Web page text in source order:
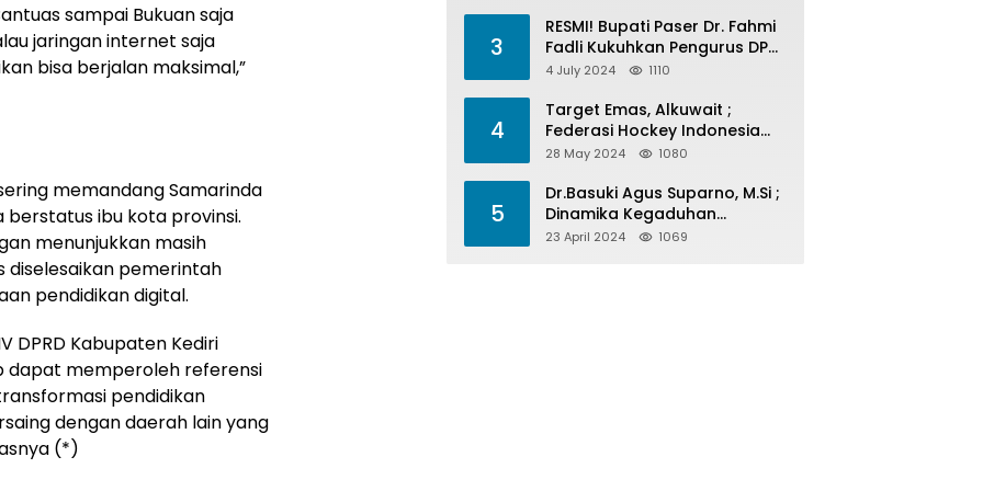
sampai Bukuan saja
jaringan internet saja
bisa berjalan maksimal,”
memandang Samarinda
ibu kota provinsi.
menunjukkan masih
diselesaikan pemerintah
pendidikan digital.
DPRD Kabupaten Kediri
dapat memperoleh referensi
pendidikan
dengan daerah lain yang
(*)
3
RESMI! Bupati Paser Dr. Fahmi
Fadli Kukuhkan Pengurus DPP
LAP 2024-2029
4 July 2024 1110
4
Target Emas, Alkuwait ;
Federasi Hockey Indonesia
Kota Balikpapan Siap Menjadi
28 May 2024 1080
5
Dr.Basuki Agus Suparno, M.Si ;
Dinamika Kegaduhan
Komunikasi Politik Jelang
23 April 2024 1069